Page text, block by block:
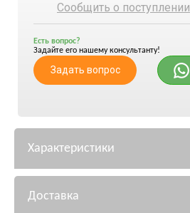
Сообщить о поступлении
Есть вопрос?
Задайте его нашему консультанту!
Задать вопрос
Характеристики
Доставка